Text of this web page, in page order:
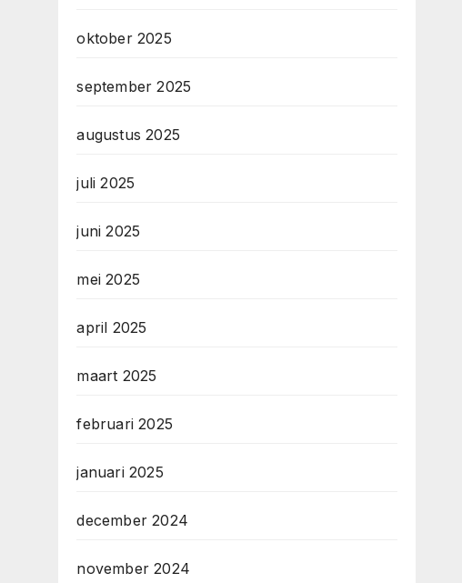
oktober 2025
september 2025
augustus 2025
juli 2025
juni 2025
mei 2025
april 2025
maart 2025
februari 2025
januari 2025
december 2024
november 2024